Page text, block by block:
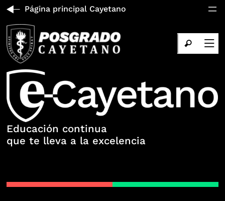
Página principal Cayetano
Educación continua
que te lleva a la excelencia